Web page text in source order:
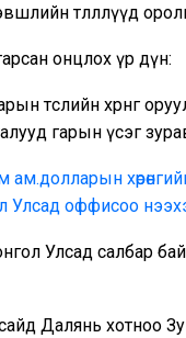
төлөөллүүд
гарсан онцлох үр дүн:
төслийн хөрөнгө
гарын үсэг
Улсад оффисоо
Улсад салбар
Далянь хотноо